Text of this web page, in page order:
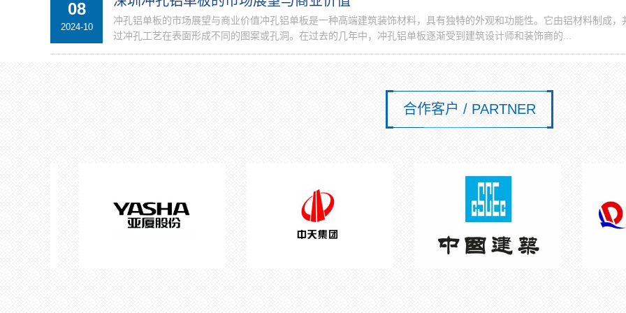
08
2024-10
冲孔铝单板的市场展望与商业价值冲孔铝单板是一种高端建筑装饰材料，具有独特的外观和功能性。它由铝材料制成，
过冲孔工艺在表面形成不同的图案或孔洞。在过去的几年中，冲孔铝单板逐渐受到建筑设计师和装饰商的...
合作客户 / PARTNER